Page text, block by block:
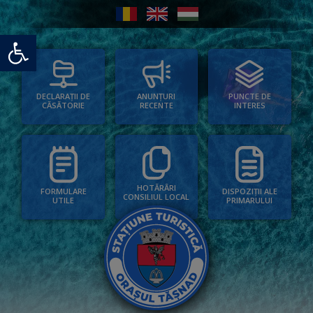
Deschide bara de unelte
DECLARAȚII DE
CĂSĂTORIE
ANUNȚURI
RECENTE
PUNCTE DE
INTERES
FORMULARE
UTILE
HOTĂRÂRI
CONSILIUL LOCAL
DISPOZIȚII ALE
PRIMARULUI